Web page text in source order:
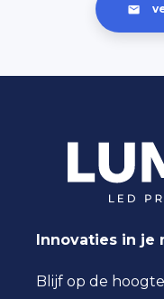
Innovaties in je
Blijf op de